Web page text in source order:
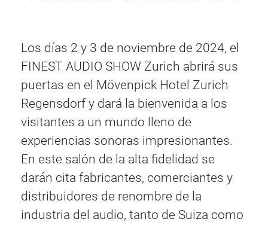
Los días 2 y 3 de noviembre de 2024, el
FINEST AUDIO SHOW Zurich abrirá sus
puertas en el Mövenpick Hotel Zurich
Regensdorf y dará la bienvenida a los
visitantes a un mundo lleno de
experiencias sonoras impresionantes.
En este salón de la alta fidelidad se
darán cita fabricantes, comerciantes y
distribuidores de renombre de la
industria del audio, tanto de Suiza como